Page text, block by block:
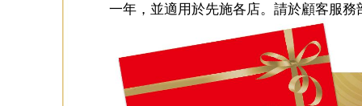
一年，並適用於先施各店。請於顧客服